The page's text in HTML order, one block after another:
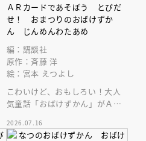
ＡＲカードであそぼう とびだ
せ！ おまつりのおばけずか
ん じんめんわたあめ
編：講談社
原作：斉藤 洋
絵：宮本 えつよし
こわいけど、おもしろい！大人
気童話「おばけずかん」がＡＲ
2026.07.16